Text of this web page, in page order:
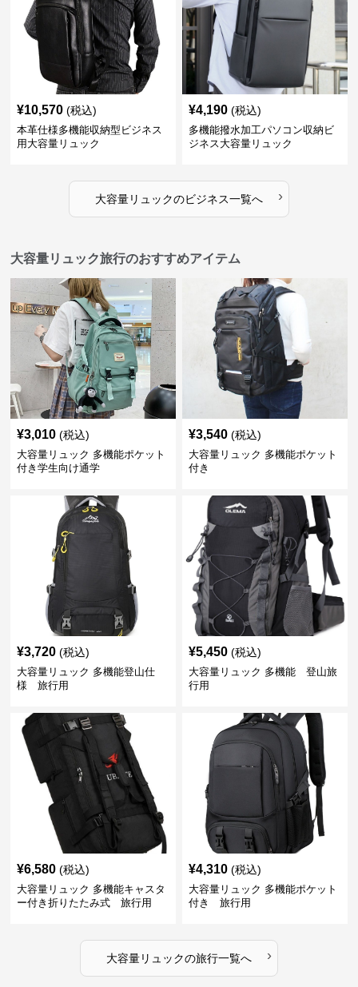
¥10,570 (税込)
本革仕様多機能収納型ビジネス
用大容量リュック
¥4,190 (税込)
多機能撥水加工パソコン収納ビ
ジネス大容量リュック
大容量リュックのビジネス一覧へ ›
大容量リュック旅行のおすすめアイテム
¥3,010 (税込)
大容量リュック 多機能ポケット
付き学生向け通学
¥3,540 (税込)
大容量リュック 多機能ポケット
付き
¥3,720 (税込)
大容量リュック 多機能登山仕
様 旅行用
¥5,450 (税込)
大容量リュック 多機能 登山旅
行用
¥6,580 (税込)
大容量リュック 多機能キャスタ
ー付き折りたたみ式 旅行用
¥4,310 (税込)
大容量リュック 多機能ポケット
付き 旅行用
大容量リュックの旅行一覧へ ›